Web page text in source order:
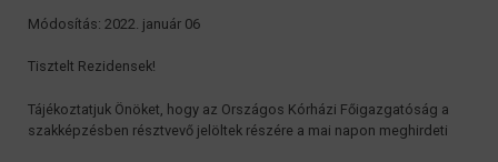
Módosítás: 2022. január 06
Tisztelt Rezidensek!
Tájékoztatjuk Önöket, hogy az Országos Kórházi Főigazgatóság a
szakképzésben résztvevő jelöltek részére a mai napon meghirdeti